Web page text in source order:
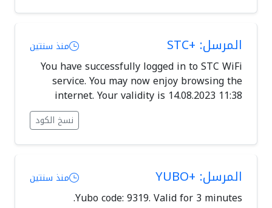
المرسل: +STC منذ سنتين
You have successfully logged in to STC WiFi
service. You may now enjoy browsing the
internet. Your validity is 14.08.2023 11:38
نسخ الكود
المرسل: +YUBO منذ سنتين
Yubo code: 9319. Valid for 3 minutes.